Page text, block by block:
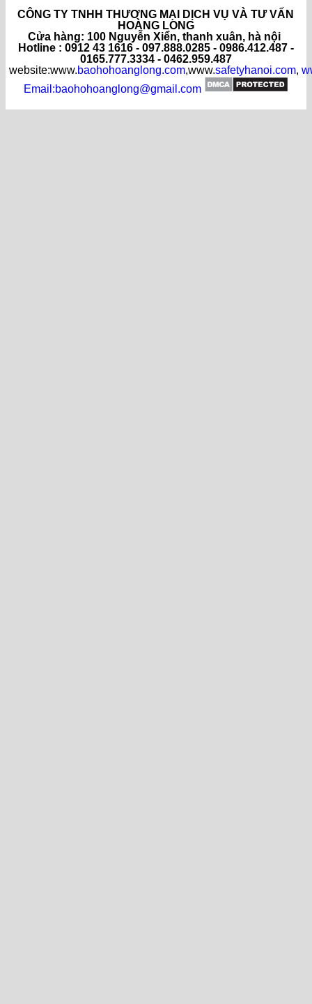
CÔNG TY TNHH THƯƠNG MẠI DỊCH VỤ VÀ TƯ VẤN
HOÀNG LONG
Cửa hàng: 100 Nguyễn Xiển, thanh xuân, hà nội
Hotline : 0912 43 1616 - 097.888.0285 - 0986.412.487 -
0165.777.3334 - 0462.959.487
website:www.baohohoanglong.com,www.safetyhanoi.com,
Email:baohohoanglong@gmail.com